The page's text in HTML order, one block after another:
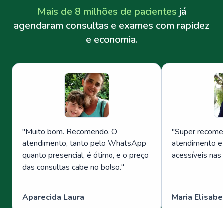
Mais de 8 milhões de pacientes já
agendaram consultas e exames com rapidez
e economia.
"Muito bom. Recomendo. O
atendimento, tanto pelo WhatsApp
quanto presencial, é ótimo, e o preço
das consultas cabe no bolso."
Aparecida Laura
"Super
atendimento
acessíveis
Maria